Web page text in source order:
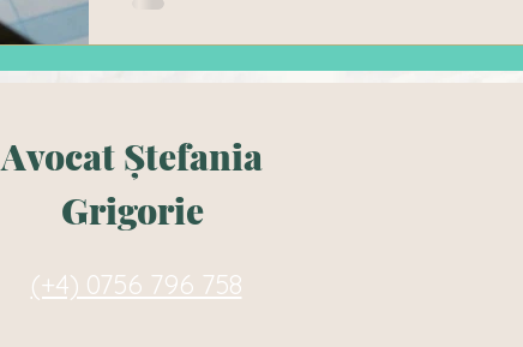
Avocat Ștefania
Grigorie
(+4) 0756 796 758